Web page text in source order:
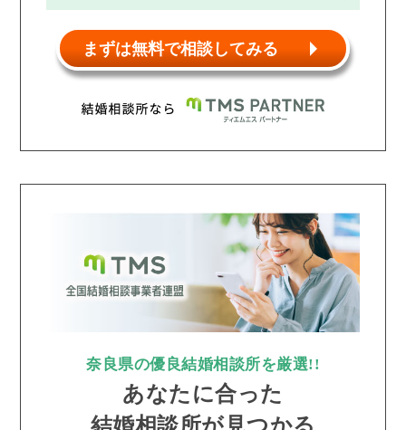
まずは無料で相談してみる
奈良県の優良結婚相談所を厳選!!
あなたに合った
結婚相談所が見つかる